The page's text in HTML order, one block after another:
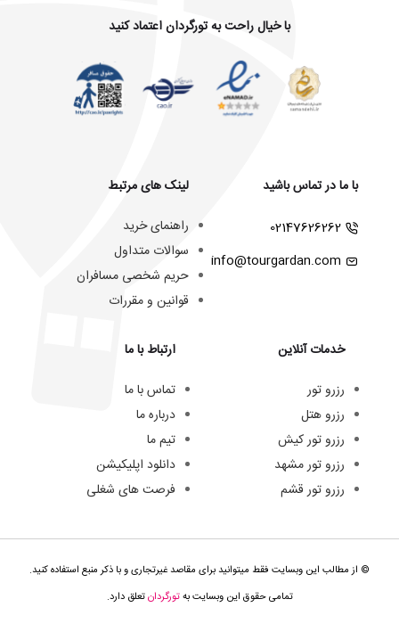
با خیال راحت به تورگردان اعتماد کنید
با ما در تماس باشید
02147626262
info@tourgardan.com
خدمات آنلاین
رزرو تور
رزرو هتل
رزرو تور کیش
رزرو تور مشهد
رزرو تور قشم
لینک های مرتبط
راهنمای خرید
سوالات متداول
حریم شخصی مسافران
قوانین و مقررات
ارتباط با ما
تماس با ما
درباره ما
تیم ما
دانلود اپلیکیشن
فرصت های شغلی
© از مطالب این وبسایت فقط میتوانید برای مقاصد غیرتجاری و با ذکر منبع استفاده کنید.
تمامی حقوق این وبسایت بهتورگردانتعلق دارد.